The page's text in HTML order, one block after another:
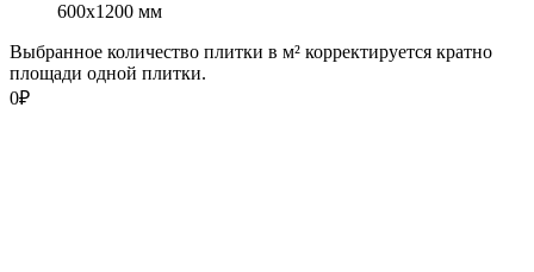
600x1200 мм
Выбранное количество плитки в м² корректируется кратно
площади одной плитки.
0₽